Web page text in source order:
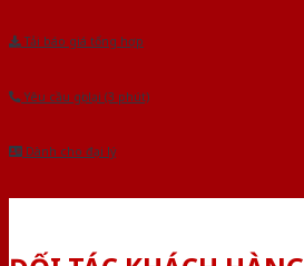
Tải báo giá tổng hợp
Yêu cầu gọi lại (3 phút)
Dành cho đại lý